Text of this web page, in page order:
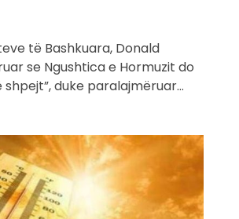
të Bashkuara, Donald
se Ngushtica e Hormuzit do
duke paralajmëruar…